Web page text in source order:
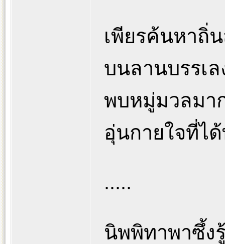
เพียรค้นหาถิ่
บนลานบรรเ
พบหมู่มวลมา
อุ่นกายใจที่ไ
.....
นิพพิทาพาซึ้ง